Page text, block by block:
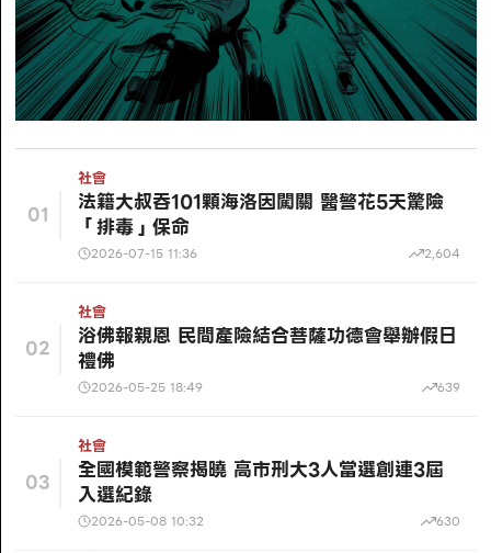
01
社會
法籍大叔吞101顆海洛因闖關 醫警花5天驚險
「排毒」保命
2026-07-15 11:36 2,604
02
社會
浴佛報親恩 民間產險結合菩薩功德會舉辦假日
禮佛
2026-05-25 18:49 639
03
社會
全國模範警察揭曉 高市刑大3人當選創連3屆
入選紀錄
2026-05-08 10:32 630